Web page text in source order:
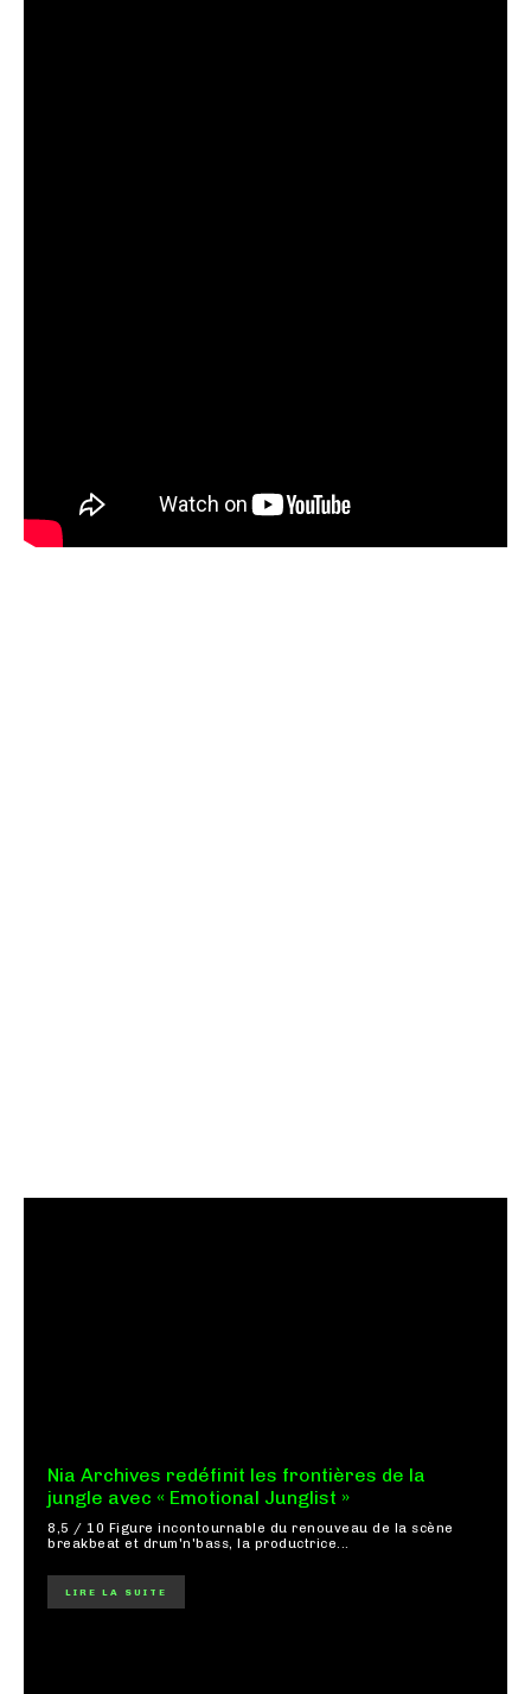
Nia Archives redéfinit les frontières de la
jungle avec « Emotional Junglist »
8,5 / 10 Figure incontournable du renouveau de la scène
breakbeat et drum'n'bass, la productrice...
LIRE LA SUITE